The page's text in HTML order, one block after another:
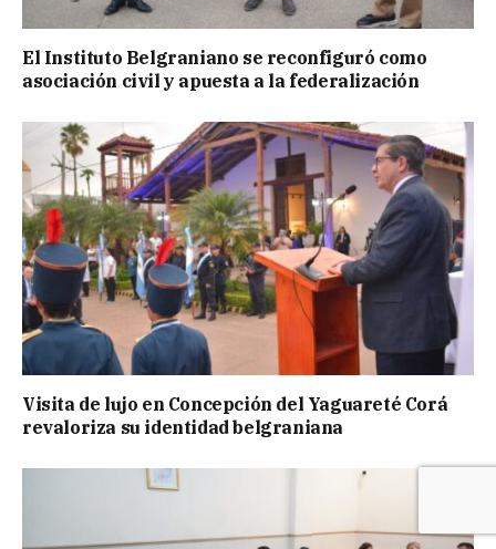
El Instituto Belgraniano se reconfiguró como
asociación civil y apuesta a la federalización
Visita de lujo en Concepción del Yaguareté Corá
revaloriza su identidad belgraniana